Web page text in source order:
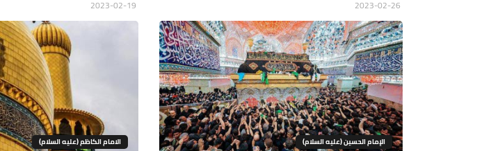
الإمام الحسين (عليه السلام) الامام الكاظم (عليه السلام)